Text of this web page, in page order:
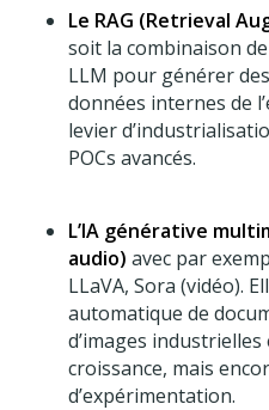
Le RAG (Retrieval
soit la combinaison
LLM pour générer
données internes de
levier
POCs avancés.
L’IA générative
audio) avec par
LLaVA, Sora (vidéo).
automatique de
d’images
croissance, mais
d’expérimentation.